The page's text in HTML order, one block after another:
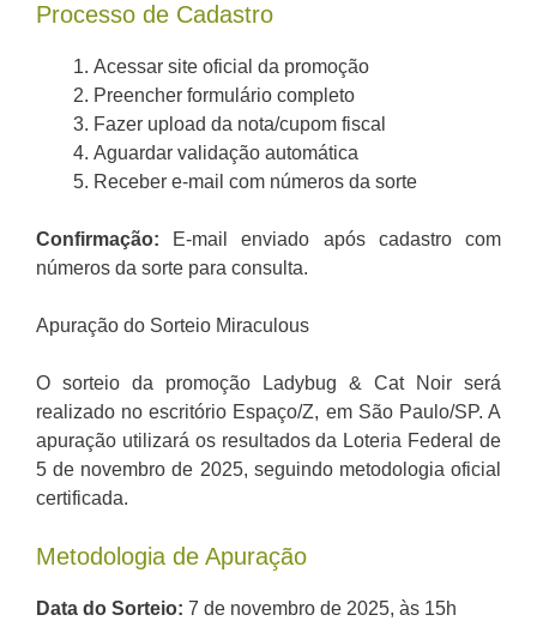
Processo de Cadastro
Acessar site oficial da promoção
Preencher formulário completo
Fazer upload da nota/cupom fiscal
Aguardar validação automática
Receber e-mail com números da sorte
Confirmação: E-mail enviado após cadastro com
números da sorte para consulta.
Apuração do Sorteio Miraculous
O sorteio da promoção Ladybug & Cat Noir será
realizado no escritório Espaço/Z, em São Paulo/SP. A
apuração utilizará os resultados da Loteria Federal de
5 de novembro de 2025, seguindo metodologia oficial
certificada.
Metodologia de Apuração
Data do Sorteio: 7 de novembro de 2025, às 15h